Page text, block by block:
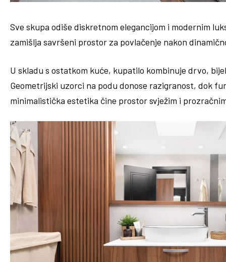
Sve skupa odiše diskretnom elegancijom i modernim
zamišlja savršeni prostor za povlačenje nakon
U skladu s ostatkom kuće, kupatilo kombinuje drvo,
Geometrijski uzorci na podu donose razigranost, dok
minimalistička estetika čine prostor svježim i